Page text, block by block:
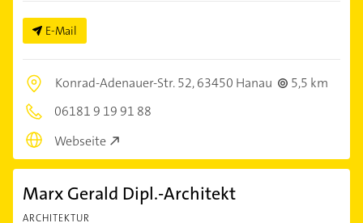
E-Mail
Konrad-Adenauer-Str. 52,63450 Hanau
5,5 km
06181 9 19 91 88
Webseite
Marx Gerald Dipl.-Architekt
ARCHITEKTUR